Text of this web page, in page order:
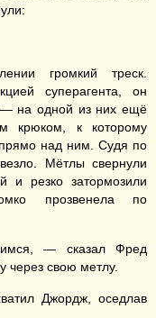
громкий треск.
суперагента, он
на одной из них ещё
крюком, к которому
над ним. Судя по
Мётлы свернули
и резко затормозили
прозвенела по
— сказал Фред
через свою метлу.
Джордж, оседлав